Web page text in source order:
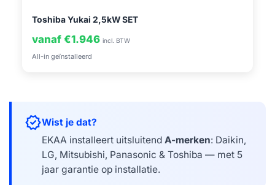
Toshiba Yukai 2,5kW SET
vanaf €1.946 incl. BTW
All-in geïnstalleerd
verifiedWist je dat?
EKAA installeert uitsluitend A-merken: Daikin,
LG, Mitsubishi, Panasonic & Toshiba — met 5
jaar garantie op installatie.